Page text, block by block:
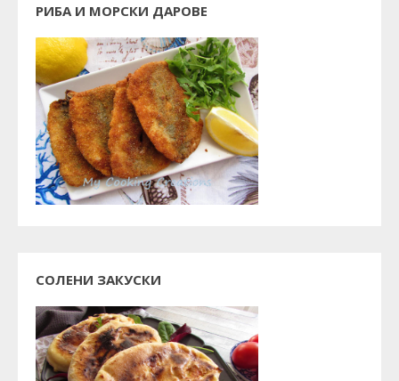
РИБА И МОРСКИ ДАРОВЕ
СОЛЕНИ ЗАКУСКИ